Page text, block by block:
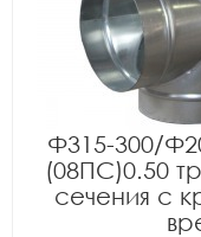
Ф315-300/
(08ПС)0.50
сечения с